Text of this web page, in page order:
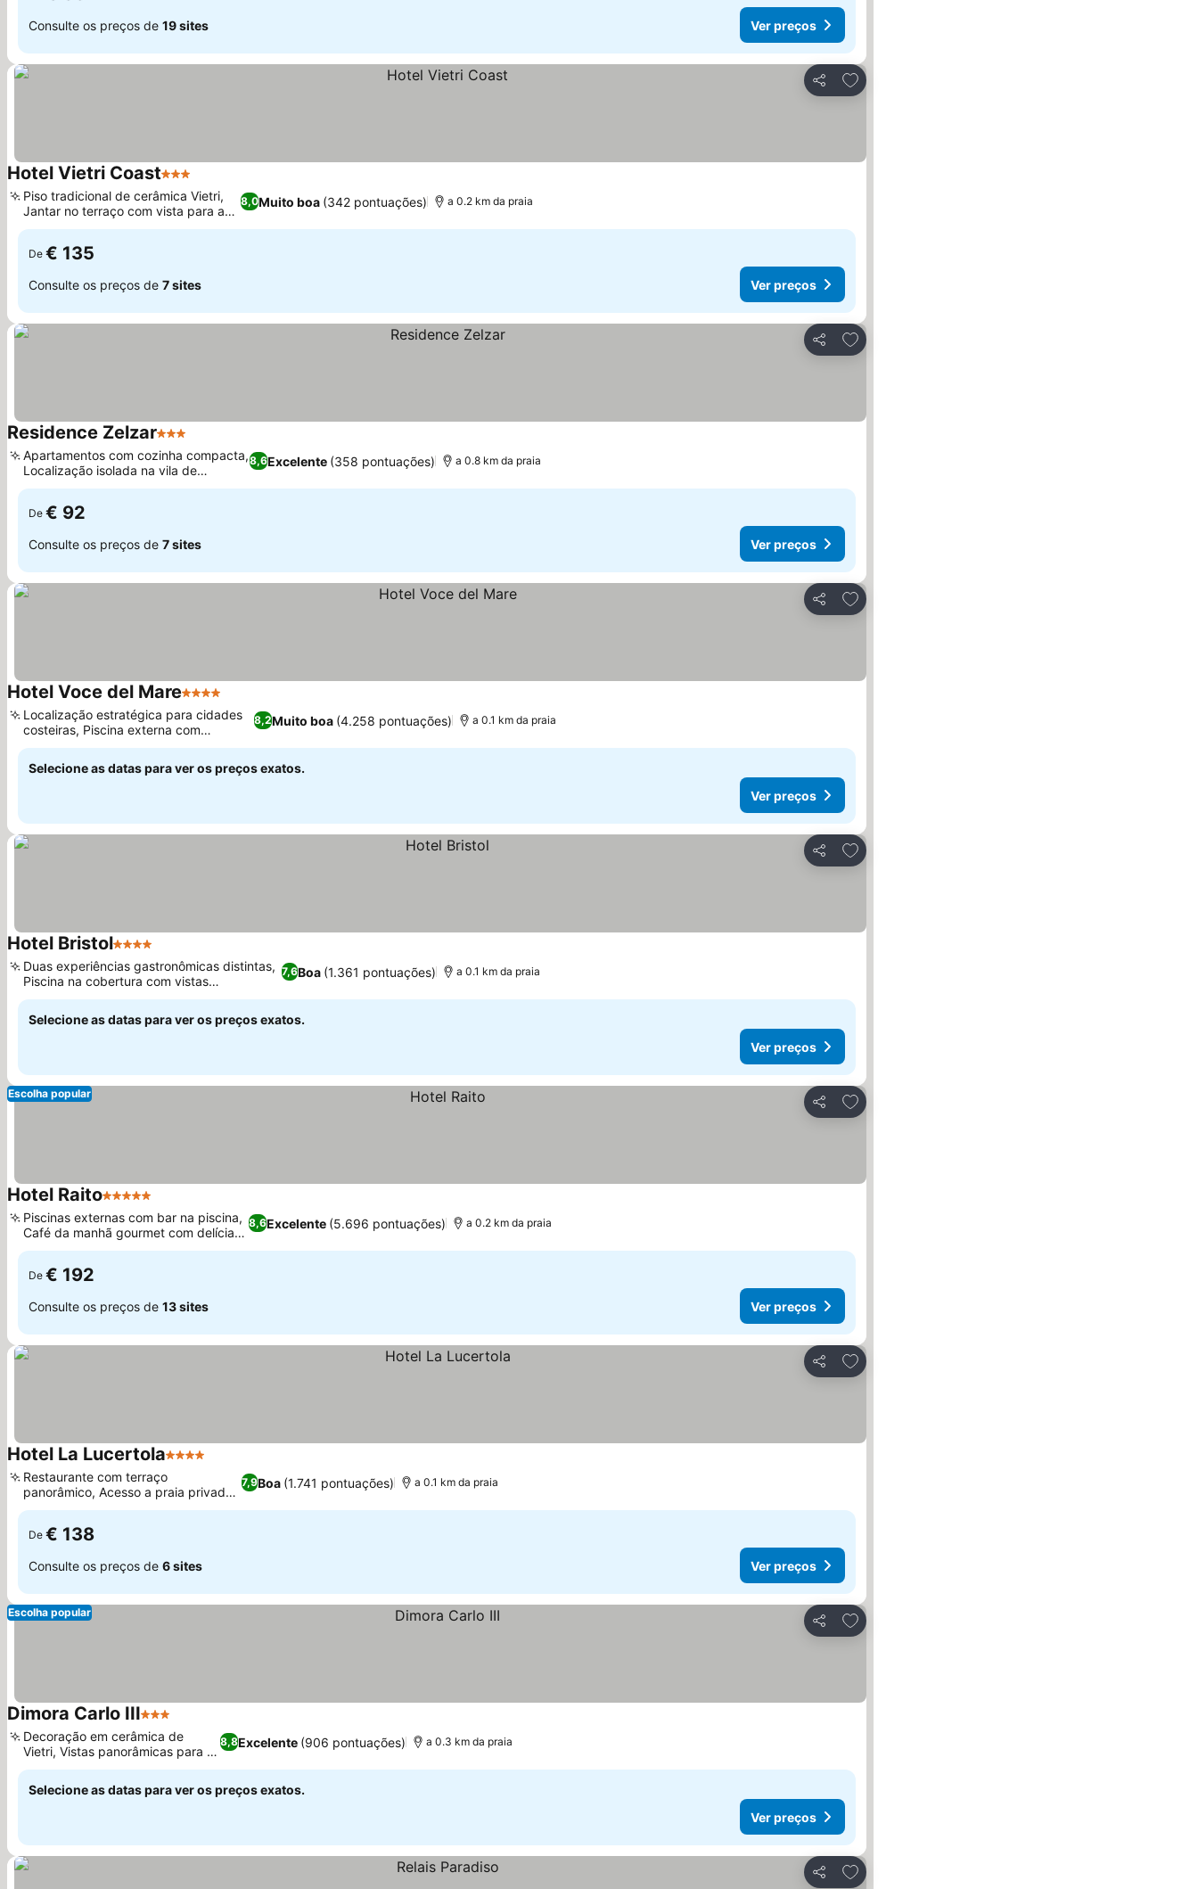
Consulte os preços de 19 sites Ver preços
Partilhar
Adicionar aos favoritos
Hotel Vietri Coast3 Estrelas
8,0Muito boa (342 pontuações)
Piso tradicional de cerâmica Vietri,
Jantar no terraço com vista para a
costa
a 0.2 km da praia
De € 135
Consulte os preços de 7 sites Ver preços
Partilhar
Adicionar aos favoritos
Residence Zelzar3 Estrelas
8,6Excelente (358 pontuações)
Apartamentos com cozinha compacta,
Localização isolada na vila de
Benincasa
a 0.8 km da praia
De € 92
Consulte os preços de 7 sites Ver preços
Partilhar
Adicionar aos favoritos
Hotel Voce del Mare4 Estrelas
8,2Muito boa (4.258 pontuações)
Localização estratégica para cidades
costeiras, Piscina externa com
hidromassagem
a 0.1 km da praia
Selecione as datas para ver os preços exatos.
Ver preços
Partilhar
Adicionar aos favoritos
Hotel Bristol4 Estrelas
7,6Boa (1.361 pontuações)
Duas experiências gastronômicas distintas,
Piscina na cobertura com vistas
deslumbrantes
a 0.1 km da praia
Selecione as datas para ver os preços exatos.
Ver preços
Partilhar
Adicionar aos favoritos
Escolha popular
Hotel Raito5 Estrelas
8,6Excelente (5.696 pontuações)
Piscinas externas com bar na piscina,
Café da manhã gourmet com delícias
locais
a 0.2 km da praia
De € 192
Consulte os preços de 13 sites Ver preços
Partilhar
Adicionar aos favoritos
Hotel La Lucertola4 Estrelas
7,9Boa (1.741 pontuações)
Restaurante com terraço
panorâmico, Acesso a praia privada
e solário
a 0.1 km da praia
De € 138
Consulte os preços de 6 sites Ver preços
Partilhar
Adicionar aos favoritos
Escolha popular
Dimora Carlo III3 Estrelas
8,8Excelente (906 pontuações)
Decoração em cerâmica de
Vietri, Vistas panorâmicas para o
mar
a 0.3 km da praia
Selecione as datas para ver os preços exatos.
Ver preços
Partilhar
Adicionar aos favoritos